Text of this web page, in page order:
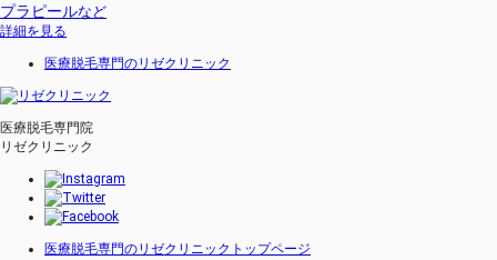
プラピールなど
詳細を見る
医療脱毛専門のリゼクリニック
医療脱毛専門院
リゼクリニック
医療脱毛専門のリゼクリニックトップページ